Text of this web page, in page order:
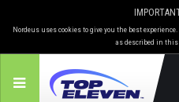
Nordeus uses cookies to give you the best
as described in this